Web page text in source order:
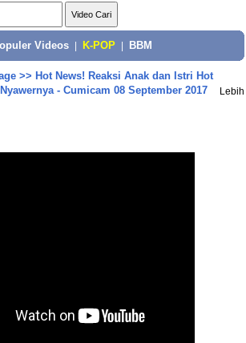
Videos K-POP BBM
>> Hot News! Reaksi Anak dan Istri Hot
- Cumicam 08 September 2017
Lebih